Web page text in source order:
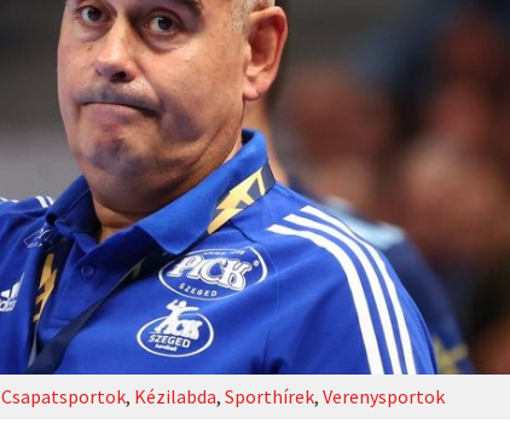
Csapatsportok, Kézilabda, Sporthírek, Verenysportok